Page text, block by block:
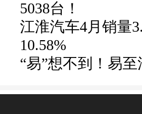
5038台！
江淮汽车4月销量
10.58%
“易”想不到！易